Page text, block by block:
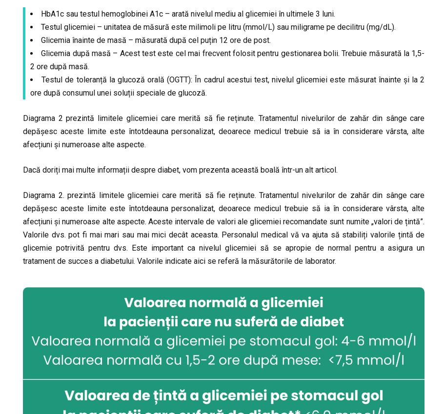
HbA1c sau testul hemoglobinei A1c – arată nivelul mediu al glicemiei în ultimele 3 luni.
Testul glicemiei – unitatea de măsură este milimoli pe litru (mmol/L) sau miligrame pe decilitru (mg/dL).
Glicemia înainte de masă – măsurată după cel puțin 12 ore de post.
Glicemia după masă – Acest test este cel mai frecvent folosit pentru gestionarea bolii. Trebuie măsurată la 1,5-
2 ore după masă.
Testul de toleranță la glucoză orală (OGTT): În cadrul acestui test, nivelul glicemiei este măsurat înainte și la 2
ore după consumul unei soluții speciale de glucoză.
Diagrama 2 prezintă limitele glicemiei care merită să fie reținute. Tratamentul nivelurilor de zahăr din sânge care
depășesc aceste limite este întotdeauna personalizat, deoarece medicul trebuie să ia în considerare vârsta, alte
afecțiuni și numeroase alte aspecte.
Dacă doriți mai multe informații despre diabet, vom prezenta această boală într-un alt articol.
Diagrama 2. prezintă limitele glicemiei care merită să fie reținute. Tratamentul nivelurilor de zahăr din sânge care
depășesc aceste limite este întotdeauna personalizat, deoarece medicul trebuie să ia în considerare vârsta, alte
afecțiuni și numeroase alte aspecte. Aceste intervale de valori ale glicemiei recomandate sunt numite „valori de țintă”.
Valorile dvs. pot fi mai mari sau mai mici decât aceasta. Personalul medical vă va ajuta să stabiliți valorile țintă de
glicemie potrivită pentru dvs. Este important ca nivelul glicemiei să se apropie de normal pentru a asigura un
tratament de succes a diabetului. Valorile indicate aici se referă la măsurătorile de laborator.